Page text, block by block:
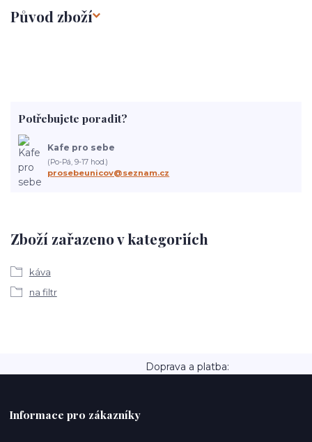
Původ zboží
Zboží zařazeno v kategoriích
káva
na filtr
Potřebujete poradit?
Kafe pro sebe
(Po-Pá, 9-17 hod.)
prosebeunicov@seznam.cz
Doprava a platba:
Informace pro zákazníky